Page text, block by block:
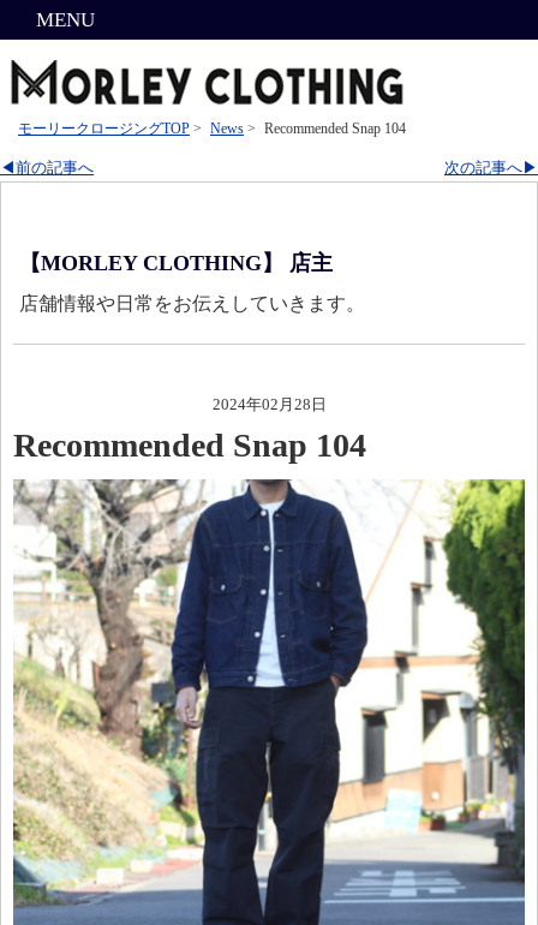
MENU
モーリークロージングTOP > News > Recommended Snap 104
次の記事へ▶
◀前の記事へ
【MORLEY CLOTHING】 店主
店舗情報や日常をお伝えしていきます。
2024年02月28日
Recommended Snap 104